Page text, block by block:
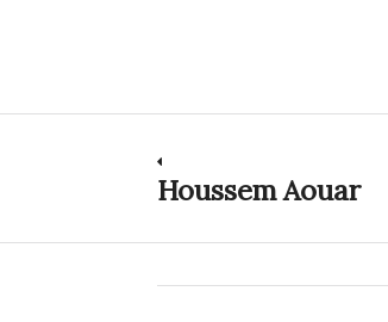
Post
navigation
Previous
Houssem Aouar